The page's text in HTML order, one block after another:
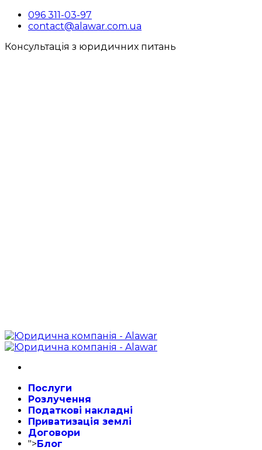
096 311-03-97
contact@alawar.com.ua
Консультація з юридичних питань
Послуги
Розлучення
Податкові накладні
Приватизація землі
Договори
">Блог